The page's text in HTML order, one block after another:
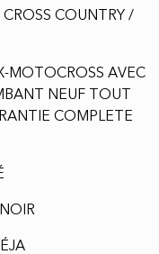
AVEC 60 H.P @
L'OPTION
A LA ROUE
AVEC SLEEVE EN
/ PEU DE
/